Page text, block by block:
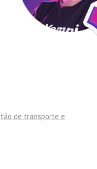
de transporte e